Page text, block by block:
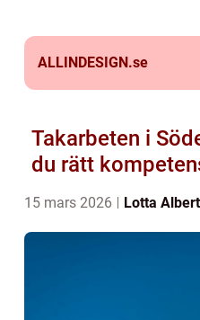
ALLINDESIGN.se
Takarbeten i
du rätt
15 mars 2026 Lotta